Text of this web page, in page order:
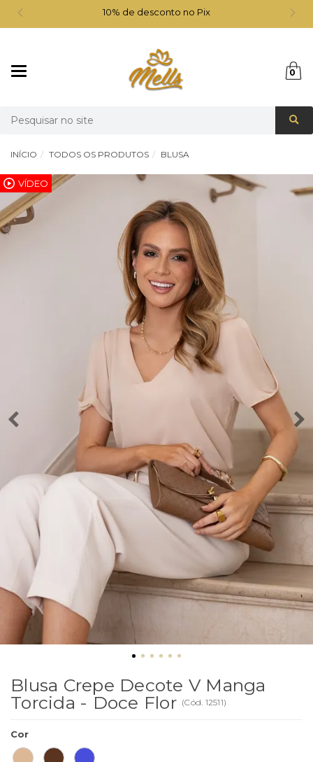
10% de desconto no Pix
0
INÍCIO TODOS OS PRODUTOS BLUSA
VÍDEO
Blusa Crepe Decote V Manga
Torcida - Doce Flor (Cód. 12511)
Cor